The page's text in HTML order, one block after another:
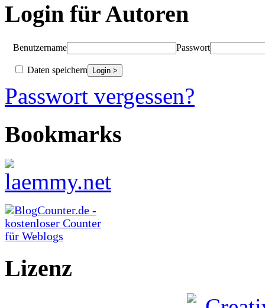
Login für Autoren
Benutzername Passwort
Daten speichern
Passwort vergessen?
Bookmarks
Lizenz